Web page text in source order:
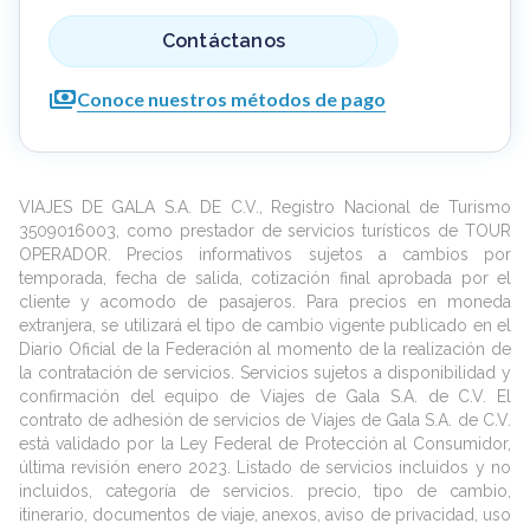
todas las edades.
Contáctanos
Conoce nuestros métodos de pago
VIAJES DE GALA S.A. DE C.V., Registro Nacional de Turismo
3509016003, como prestador de servicios turísticos de TOUR
OPERADOR. Precios informativos sujetos a cambios por
temporada, fecha de salida, cotización final aprobada por el
cliente y acomodo de pasajeros. Para precios en moneda
extranjera, se utilizará el tipo de cambio vigente publicado en el
Diario Oficial de la Federación al momento de la realización de
la contratación de servicios. Servicios sujetos a disponibilidad y
confirmación del equipo de Viajes de Gala S.A. de C.V. El
contrato de adhesión de servicios de Viajes de Gala S.A. de C.V.
está validado por la Ley Federal de Protección al Consumidor,
última revisión enero 2023. Listado de servicios incluidos y no
incluidos, categoría de servicios. precio, tipo de cambio,
itinerario, documentos de viaje, anexos, aviso de privacidad, uso